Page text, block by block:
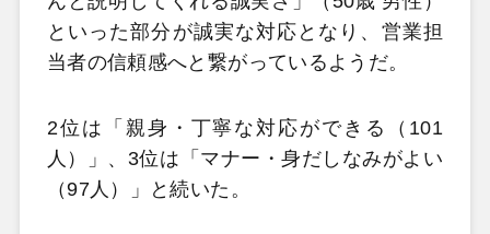
といった部分が誠実な対応となり、営業担
当者の信頼感へと繋がっているようだ。
2位は「親身・丁寧な対応ができる（101
人）」、3位は「マナー・身だしなみがよい
（97人）」と続いた。